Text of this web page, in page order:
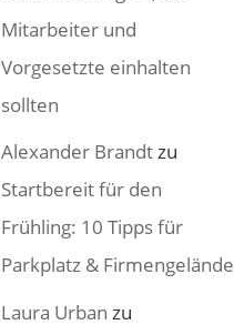
Mitarbeiter und
Vorgesetzte einhalten
sollten
Alexander Brandtzu
Startbereit für den
Frühling: 10 Tipps für
Parkplatz & Firmengelände
Laura Urban zu